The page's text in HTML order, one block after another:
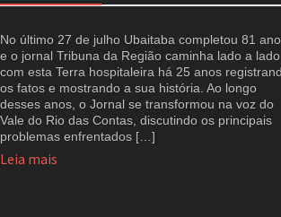
No último 27 de julho Ubaitaba completou 81
e o jornal Tribuna da Região caminha lado a lado
com esta Terra hospitaleira há 25 anos
os fatos e mostrando a sua história. Ao longo
desses anos, o Jornal se transformou na voz do
Vale do Rio das Contas, discutindo os principais
problemas enfrentados […]
Leia mais